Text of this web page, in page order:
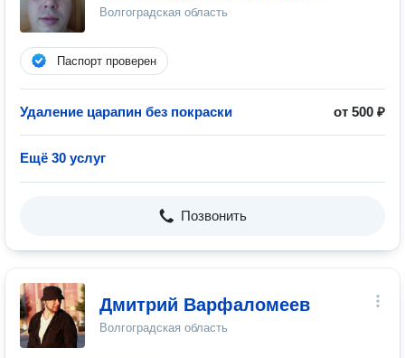
Волгоградская область
Паспорт проверен
Удаление царапин без покраски от 500 ₽
Ещё 30 услуг
Позвонить
Дмитрий Варфаломеев
Волгоградская область